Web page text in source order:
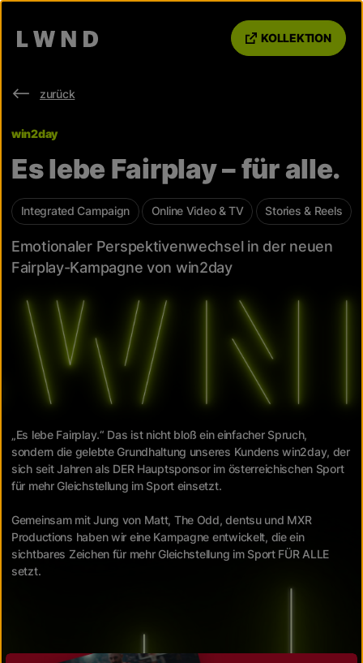
KOLLEKTION
zurück
win2day
Es lebe Fairplay – für alle.
Integrated Campaign Online Video & TV Stories & Reels
Emotionaler Perspektivenwechsel in der neuen
Fairplay-Kampagne von win2day
„Es lebe Fairplay.“ Das ist nicht bloß ein einfacher Spruch,
sondern die gelebte Grundhaltung unseres Kundens win2day, der
sich seit Jahren als DER Hauptsponsor im österreichischen Sport
für mehr Gleichstellung im Sport einsetzt.
Gemeinsam mit Jung von Matt, The Odd, dentsu und MXR
Productions haben wir eine Kampagne entwickelt, die ein
sichtbares Zeichen für mehr Gleichstellung im Sport FÜR ALLE
setzt.